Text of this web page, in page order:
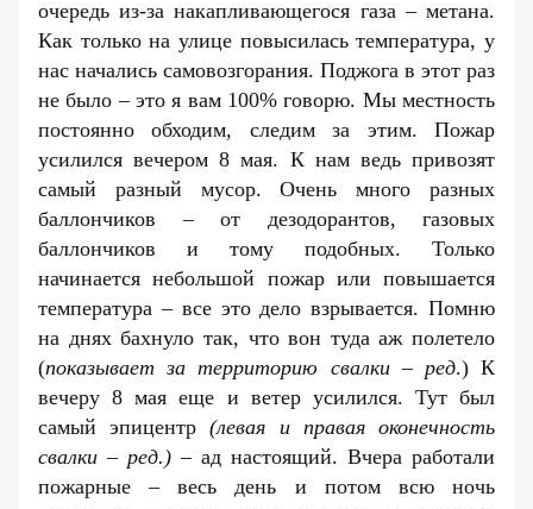
очередь из-за накапливающегося газа – метана.
Как только на улице повысилась температура, у
нас начались самовозгорания. Поджога в этот раз
не было – это я вам 100% говорю. Мы местность
постоянно обходим, следим за этим. Пожар
усилился вечером 8 мая. К нам ведь привозят
самый разный мусор. Очень много разных
баллончиков – от дезодорантов, газовых
баллончиков и тому подобных. Только
начинается небольшой пожар или повышается
температура – все это дело взрывается. Помню
на днях бахнуло так, что вон туда аж полетело
(показывает за территорию свалки – ред.) К
вечеру 8 мая еще и ветер усилился. Тут был
самый эпицентр(левая и правая оконечность
свалки – ред.)– ад настоящий. Вчера работали
пожарные – весь день и потом всю ночь